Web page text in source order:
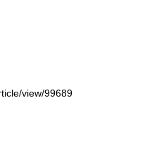
view/99689